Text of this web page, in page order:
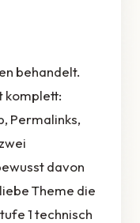
behandelt.
komplett:
Permalinks,
davon
Theme die
1 technisch